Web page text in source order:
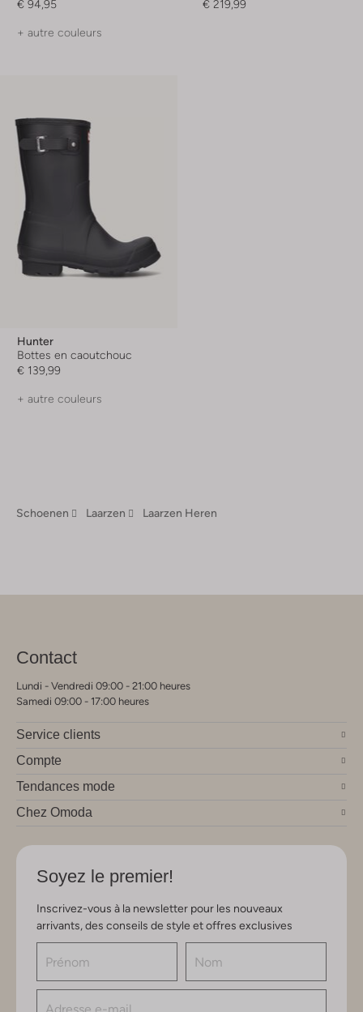
€ 94,95
+ autre couleurs
€ 219,99
Hunter
Bottes en caoutchouc
€ 139,99
+ autre couleurs
Schoenen Laarzen Laarzen Heren
Contact
Lundi - Vendredi 09:00 - 21:00 heures
Samedi 09:00 - 17:00 heures
Service clients
Compte
Tendances mode
Chez Omoda
Soyez le premier!
Inscrivez-vous à la newsletter pour les nouveaux
arrivants, des conseils de style et offres exclusives